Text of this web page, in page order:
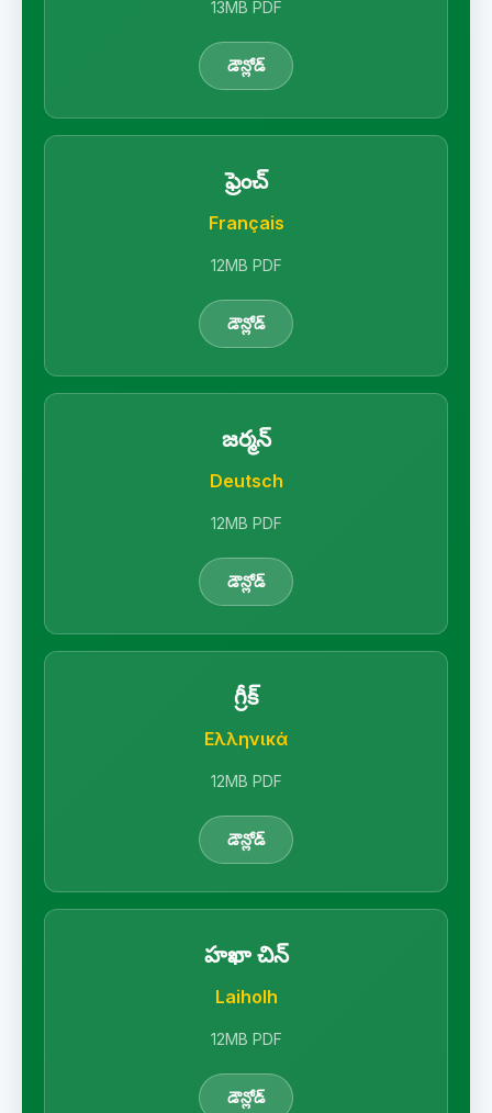
13MB PDF
డౌన్లోడ్
ఫ్రెంచ్
Français
12MB PDF
డౌన్లోడ్
జర్మన్
Deutsch
12MB PDF
డౌన్లోడ్
గ్రీక్
Ελληνικά
12MB PDF
డౌన్లోడ్
హఖా చిన్
Laiholh
12MB PDF
డౌన్లోడ్